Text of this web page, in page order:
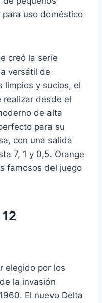
creó la serie
versátil de
limpios y sucios, el
realizar desde el
de alta
para su
con una salida
7, 1 y 0,5. Orange
famosos del juego
elegido por los
la invasión
El nuevo Delta